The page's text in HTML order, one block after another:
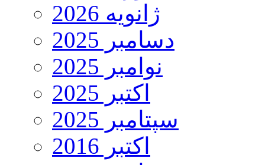
ژانویه 2026
دسامبر 2025
نوامبر 2025
اکتبر 2025
سپتامبر 2025
اکتبر 2016